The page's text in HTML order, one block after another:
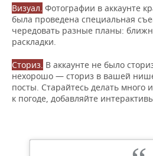
Визуал. Фотографии в аккаунте
была проведена специальная
чередовать разные планы:
раскладки.
Сториз. В аккаунте не было
нехорошо — сториз в вашей
посты. Старайтесь делать много
к погоде, добавляйте